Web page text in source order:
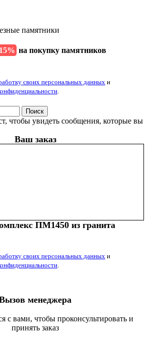
памятники
на покупку памятников
своих персональных данных и
Поиск
чтобы увидеть сообщения, которые вы
Ваш заказ
ПМ1450 из гранита
своих персональных данных и
менеджера
с вами, чтобы проконсультировать и
принять заказ